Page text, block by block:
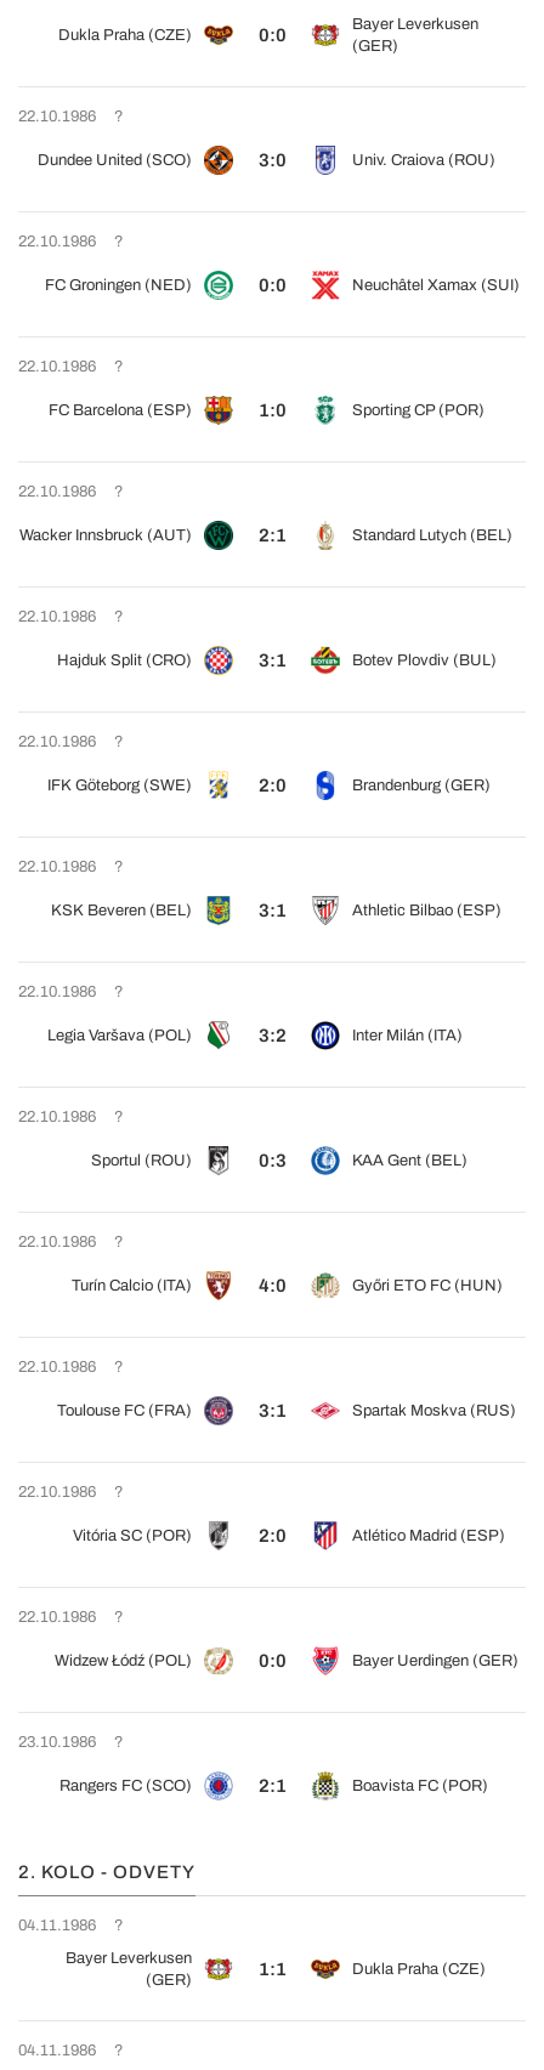
Dukla Praha (CZE) 0:0
Bayer Leverkusen
(GER)
22.10.1986 ?
Dundee United (SCO) 3:0 Univ. Craiova (ROU)
22.10.1986 ?
FC Groningen (NED) 0:0 Neuchâtel Xamax (SUI)
22.10.1986 ?
FC Barcelona (ESP) 1:0 Sporting CP (POR)
22.10.1986 ?
Wacker Innsbruck (AUT) 2:1 Standard Lutych (BEL)
22.10.1986 ?
Hajduk Split (CRO) 3:1 Botev Plovdiv (BUL)
22.10.1986 ?
IFK Göteborg (SWE) 2:0 Brandenburg (GER)
22.10.1986 ?
KSK Beveren (BEL) 3:1 Athletic Bilbao (ESP)
22.10.1986 ?
Legia Varšava (POL) 3:2 Inter Milán (ITA)
22.10.1986 ?
Sportul (ROU) 0:3 KAA Gent (BEL)
22.10.1986 ?
Turín Calcio (ITA) 4:0 Győri ETO FC (HUN)
22.10.1986 ?
Toulouse FC (FRA) 3:1 Spartak Moskva (RUS)
22.10.1986 ?
Vitória SC (POR) 2:0 Atlético Madrid (ESP)
22.10.1986 ?
Widzew Łódź (POL) 0:0 Bayer Uerdingen (GER)
23.10.1986 ?
Rangers FC (SCO) 2:1 Boavista FC (POR)
2. KOLO - ODVETY
04.11.1986
?
Bayer Leverkusen
(GER)
1:1 Dukla Praha (CZE)
04.11.1986 ?